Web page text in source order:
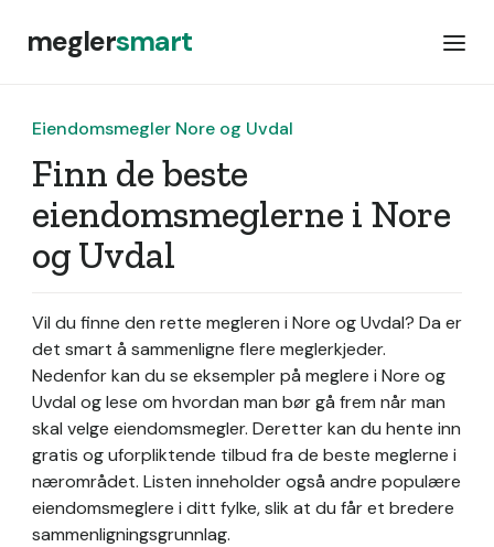
meglersmart
Eiendomsmegler Nore og Uvdal
Finn de beste
eiendomsmeglerne i Nore
og Uvdal
Vil du finne den rette megleren i Nore og Uvdal? Da er
det smart å sammenligne flere meglerkjeder.
Nedenfor kan du se eksempler på meglere i Nore og
Uvdal og lese om hvordan man bør gå frem når man
skal velge eiendomsmegler. Deretter kan du hente inn
gratis og uforpliktende tilbud fra de beste meglerne i
nærområdet. Listen inneholder også andre populære
eiendomsmeglere i ditt fylke, slik at du får et bredere
sammenligningsgrunnlag.